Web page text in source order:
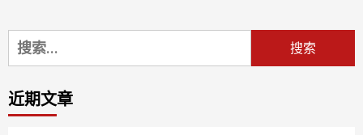
搜
索：
近期文章